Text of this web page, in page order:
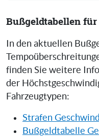
Bußgeldtabellen
In den aktuellen
finden Sie weitere
der
Fahrzeugtypen:
Strafen
Bußgeldtabelle